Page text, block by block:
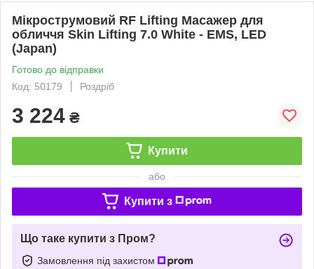
Мікрострумовий RF Lifting Масажер для
обличчя Skin Lifting 7.0 White - EMS, LED
(Japan)
Готово до відправки
Код: 50179
Роздріб
3 224 ₴
Купити
або
Купити з
Що таке купити з Пром?
Замовлення під захистом